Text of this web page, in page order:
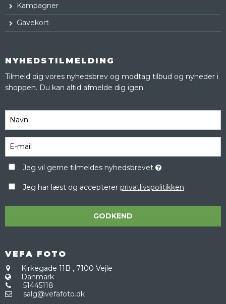
Kampagner
Gavekort
NYHEDSTILMELDING
Tilmeld dig vores nyhedsbrev og modtag tilbud og nyheder i
shoppen. Du kan altid afmelde dig igen.
Jeg vil gerne tilmeldes nyhedsbrevet
Jeg har læst og accepterer privatlivspolitikken
GODKEND
VEFA FOTO
Kirkegade 11B , 7100 Vejle
Danmark
51445118
salg@vefafoto.dk